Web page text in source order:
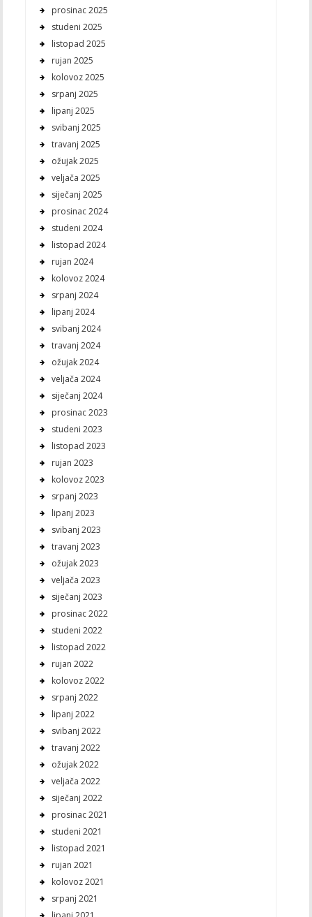
prosinac 2025
studeni 2025
listopad 2025
rujan 2025
kolovoz 2025
srpanj 2025
lipanj 2025
svibanj 2025
travanj 2025
ožujak 2025
veljača 2025
siječanj 2025
prosinac 2024
studeni 2024
listopad 2024
rujan 2024
kolovoz 2024
srpanj 2024
lipanj 2024
svibanj 2024
travanj 2024
ožujak 2024
veljača 2024
siječanj 2024
prosinac 2023
studeni 2023
listopad 2023
rujan 2023
kolovoz 2023
srpanj 2023
lipanj 2023
svibanj 2023
travanj 2023
ožujak 2023
veljača 2023
siječanj 2023
prosinac 2022
studeni 2022
listopad 2022
rujan 2022
kolovoz 2022
srpanj 2022
lipanj 2022
svibanj 2022
travanj 2022
ožujak 2022
veljača 2022
siječanj 2022
prosinac 2021
studeni 2021
listopad 2021
rujan 2021
kolovoz 2021
srpanj 2021